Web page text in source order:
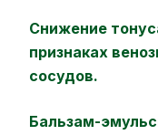
Снижение
признаках
сосудов.
Бальзам-